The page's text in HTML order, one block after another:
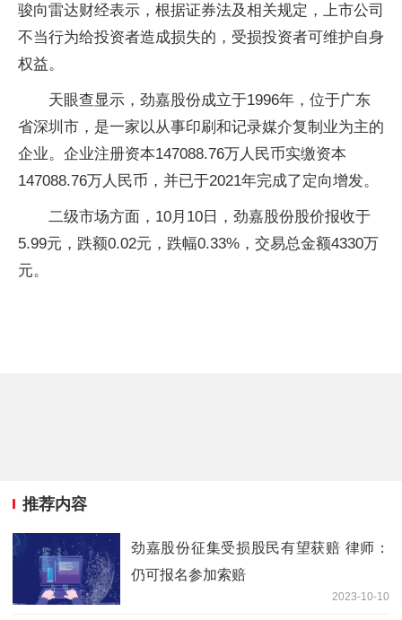
骏向雷达财经表示，根据证券法及相关规定，上市公司
不当行为给投资者造成损失的，受损投资者可维护自身
权益。
天眼查显示，劲嘉股份成立于1996年，位于广东
省深圳市，是一家以从事印刷和记录媒介复制业为主的
企业。企业注册资本147088.76万人民币实缴资本
147088.76万人民币，并已于2021年完成了定向增发。
二级市场方面，10月10日，劲嘉股份股价报收于
5.99元，跌额0.02元，跌幅0.33%，交易总金额4330万
元。
推荐内容
劲嘉股份征集受损股民有望获赔 律师：
仍可报名参加索赔
2023-10-10